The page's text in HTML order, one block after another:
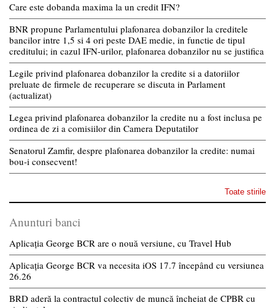
Care este dobanda maxima la un credit IFN?
BNR propune Parlamentului plafonarea dobanzilor la creditele
bancilor intre 1,5 si 4 ori peste DAE medie, in functie de tipul
creditului; in cazul IFN-urilor, plafonarea dobanzilor nu se justifica
Legile privind plafonarea dobanzilor la credite si a datoriilor
preluate de firmele de recuperare se discuta in Parlament
(actualizat)
Legea privind plafonarea dobanzilor la credite nu a fost inclusa pe
ordinea de zi a comisiilor din Camera Deputatilor
Senatorul Zamfir, despre plafonarea dobanzilor la credite: numai
bou-i consecvent!
Toate stirile
Anunturi banci
Aplicația George BCR are o nouă versiune, cu Travel Hub
Aplicația George BCR va necesita iOS 17.7 începând cu versiunea
26.26
BRD aderă la contractul colectiv de muncă încheiat de CPBR cu